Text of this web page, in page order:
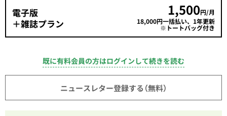
電子版
＋雑誌プラン
1,500円/月
18,000円一括払い、1年更新
※トートバッグ付き
既に有料会員の方はログインして続きを読む
ニュースレター登録する（無料）